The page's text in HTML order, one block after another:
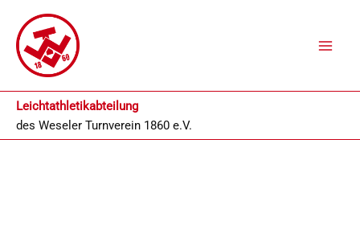
Inhalt
springen
Leichtathletikabteilung
des Weseler Turnverein 1860 e.V.